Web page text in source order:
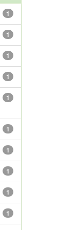
1
1
1
1
1
1
1
1
1
1